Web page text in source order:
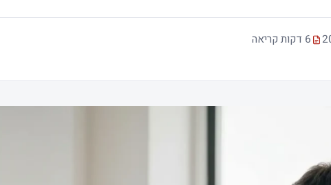
6 דקות קריאה